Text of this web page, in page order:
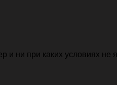
и ни при каких условиях